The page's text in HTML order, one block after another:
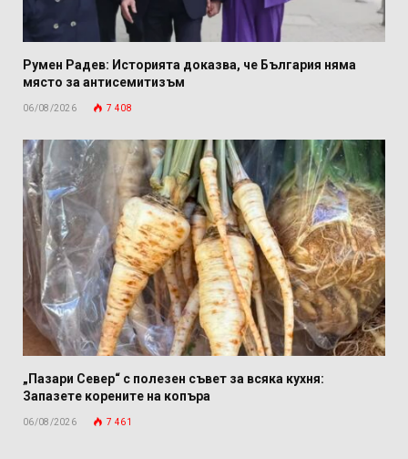
Румен Радев: Историята доказва, че България няма
място за антисемитизъм
06/08/2026 7 408
„Пазари Север“ с полезен съвет за всяка кухня:
Запазете корените на копъра
06/08/2026 7 461